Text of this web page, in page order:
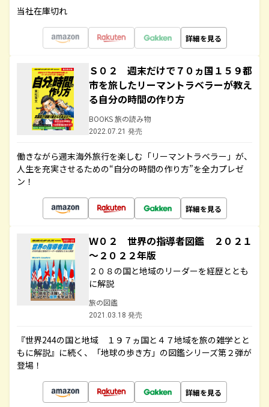
当社在庫切れ
詳細を見る
Ｓ０２ 週末だけで７０ヵ国１５９都
市を旅したリーマントラベラーが教え
る自分の時間の作り方
BOOKS 旅の読み物
2022.07.21 発売
働きながら週末海外旅行を楽しむ「リーマントラベラー」が、
人生を充実させるための“自分の時間の作り方”を全力プレゼ
ン！
詳細を見る
Ｗ０２ 世界の指導者図鑑 ２０２１
～２０２２年版
２０８の国と地域のリーダーを経歴ととも
に解説
旅の図鑑
2021.03.18 発売
『世界244の国と地域 １９７ヵ国と４７地域を旅の雑学とと
もに解説』に続く、「地球の歩き方」の図鑑シリーズ第２弾が
登場！
詳細を見る